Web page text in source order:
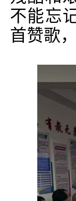
不能忘
首赞歌